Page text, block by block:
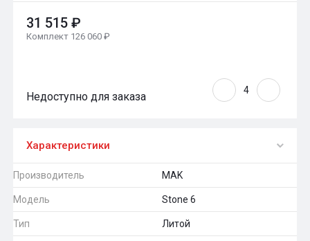
31 515 ₽
Комплект 126 060 ₽
Недоступно для заказа
Характеристики
Производитель MAK
Модель Stone 6
Тип Литой